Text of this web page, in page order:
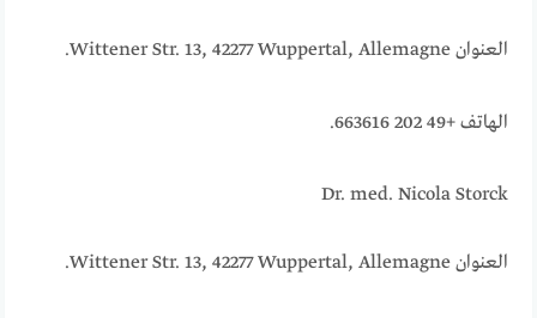
العنوان Wittener Str. 13, 42277 Wuppertal, Allemagne.
الهاتف +49 202 663616.
Dr. med. Nicola Storck
العنوان Wittener Str. 13, 42277 Wuppertal, Allemagne.